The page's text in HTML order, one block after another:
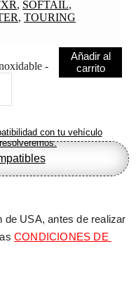
, SOFTAIL,
, TOURING
-
Añadir al
carrito
con tu vehículo
de USA, antes de realizar
CONDICIONES DE